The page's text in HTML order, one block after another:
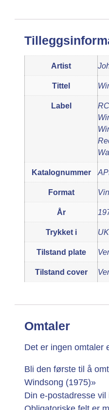
Artist
Tittel
Label
Katalognummer
Format
År
Trykket i UK
Tilstand plate
Tilstand cover
Omtaler
Det er ingen omtaler
Bli den første til å
Windsong (1975)»
Din e-postadresse